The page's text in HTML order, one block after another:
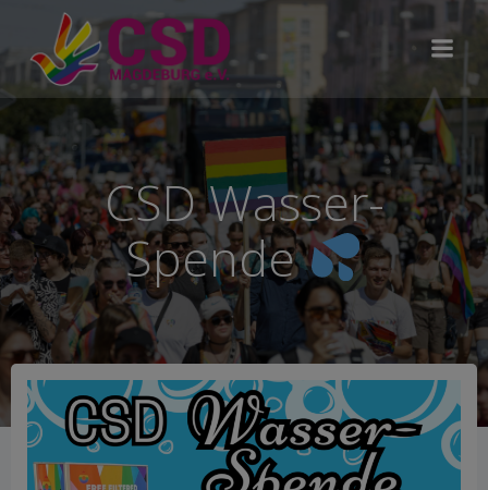
springen
CSD Wasser-
Spende